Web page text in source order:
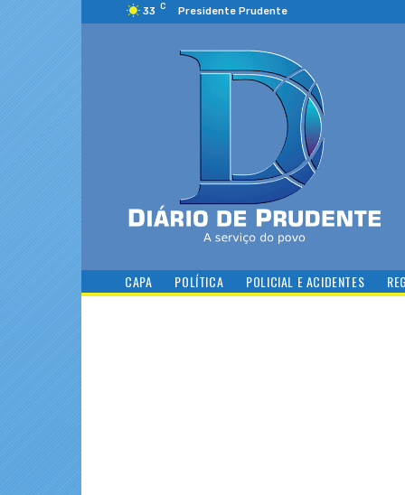
33 C Presidente Prudente
CAPA POLÍTICA POLICIAL E ACIDENTES